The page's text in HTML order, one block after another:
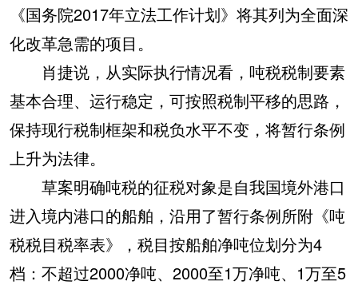
《国务院2017年立法工作计划》将其列为全面深
化改革急需的项目。
肖捷说，从实际执行情况看，吨税税制要素
基本合理、运行稳定，可按照税制平移的思路，
保持现行税制框架和税负水平不变，将暂行条例
上升为法律。
草案明确吨税的征税对象是自我国境外港口
进入境内港口的船舶，沿用了暂行条例所附《吨
税税目税率表》，税目按船舶净吨位划分为4
档：不超过2000净吨、2000至1万净吨、1万至5